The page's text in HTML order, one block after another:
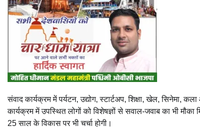
संवाद कार्यक्रम में पर्यटन, उद्योग, स्टार्टअप, शिक्षा, खेल, सिनेमा,
कार्यक्रम में उपस्थित लोगों को विशेषज्ञों से सवाल-जवाब का भी
25 साल के विकास पर भी चर्चा होगी।